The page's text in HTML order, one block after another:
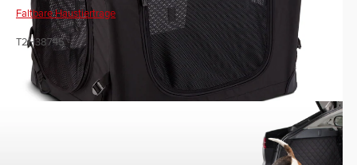
Faltbare Haustiertrage
T2H38745